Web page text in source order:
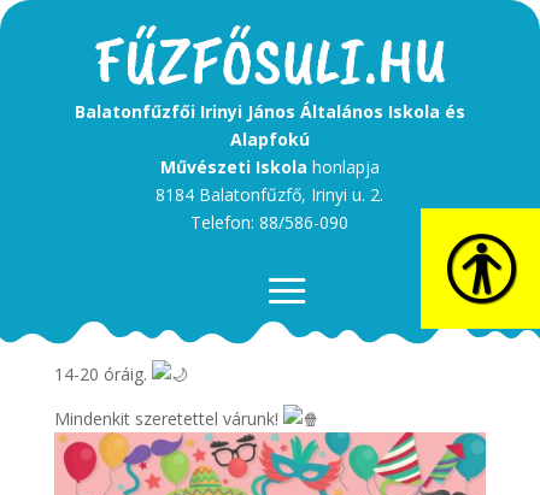
Balatonfűzfői Irinyi János Általános Iskola és
Alapfokú
Művészeti Iskola honlapja
8184 Balatonfűzfő, Irinyi u. 2.
Telefon: 88/586-090
Február 10. péntek!
14-20 óráig.
Mindenkit szeretettel várunk!